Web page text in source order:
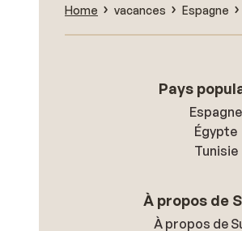
Home vacances Espagne
Pays
Espagne
Égypte
Tunisie
À propos de
À propos de